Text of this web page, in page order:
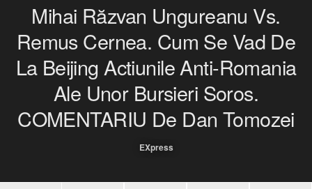
Mihai Răzvan Ungureanu Vs.
Remus Cernea. Cum Se Vad De
La Beijing Actiunile Anti-Romania
Ale Unor Bursieri Soros.
COMENTARIU De Dan Tomozei
EXpress